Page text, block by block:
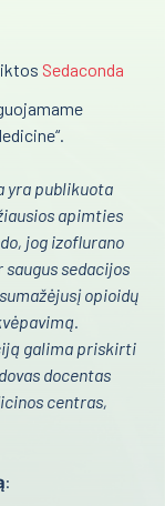
Laboratorijos
Sedaconda
yra publikuota
apimties
jog izoflurano
saugus sedacijos
opioidų
galima priskirti
docentas
centras,
: